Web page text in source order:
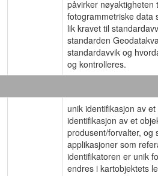
påvirker nøyaktigheten
fotogrammetriske data
lik kravet til
standarden
standardavvik og
og kontrolleres.
unik identifikasjon av
identifikasjon av et
produsent/forvalter, og
applikasjoner som
identifikatoren er unik
endres i kartobjektets